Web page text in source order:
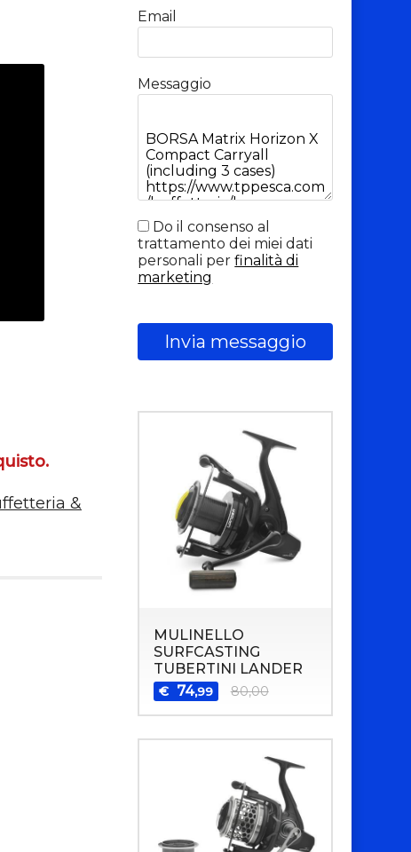
&
Email
Messaggio
Do il consenso al
trattamento dei miei dati
personali perfinalità di
marketing
Invia messaggio
MULINELLO
SURFCASTING
TUBERTINI LANDER
€ 74,99 80,00